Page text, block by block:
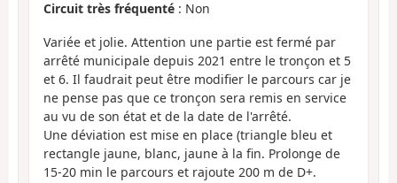
Circuit très fréquenté : Non
Variée et jolie. Attention une partie est fermé par
arrêté municipale depuis 2021 entre le tronçon et 5
et 6. Il faudrait peut être modifier le parcours car je
ne pense pas que ce tronçon sera remis en service
au vu de son état et de la date de l'arrêté.
Une déviation est mise en place (triangle bleu et
rectangle jaune, blanc, jaune à la fin. Prolonge de
15-20 min le parcours et rajoute 200 m de D+.